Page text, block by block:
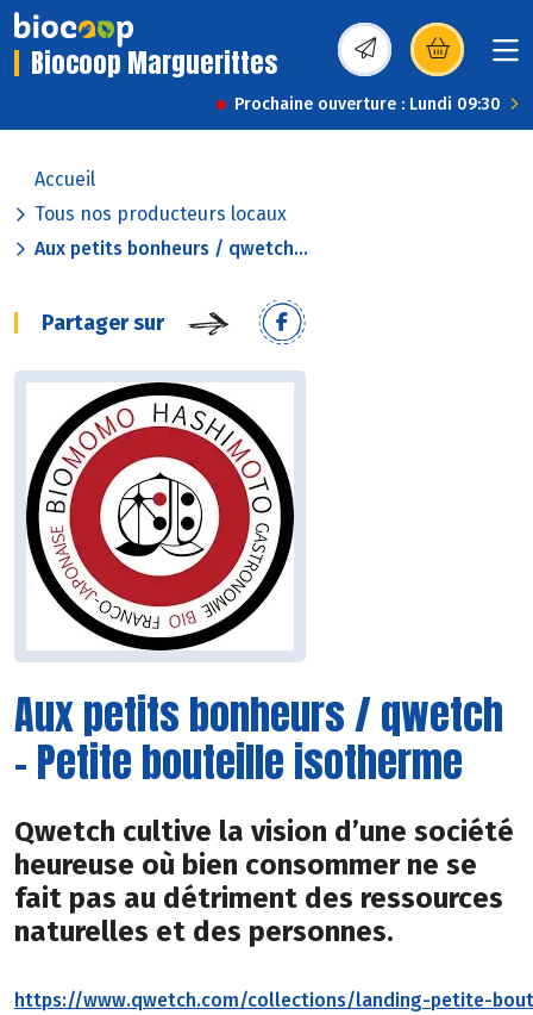
Biocoop Marguerittes (s’ouvre dans une
Prochaine ouverture : Lundi 09:30
Accueil
Tous nos producteurs locaux
Aux petits bonheurs / qwetch...
Partager sur
Aux petits bonheurs / qwetch
- Petite bouteille isotherme
Qwetch cultive la vision d’une société
heureuse où bien consommer ne se
fait pas au détriment des ressources
naturelles et des personnes.
https://www.qwetch.com/collections/landing-petite-